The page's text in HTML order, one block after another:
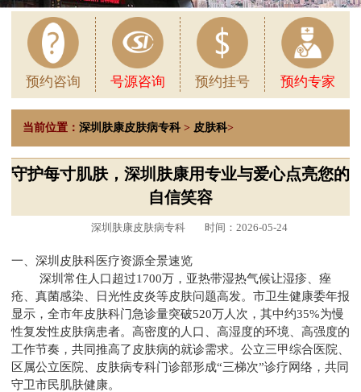
预约咨询 号源咨询 预约挂号 预约专家
当前位置： 深圳肤康皮肤病专科 > 皮肤科>
守护每寸肌肤，深圳肤康用专业与爱心点亮您的
自信笑容
深圳肤康皮肤病专科 时间：2026-05-24
一、深圳皮肤科医疗资源全景速览
深圳常住人口超过1700万，亚热带湿热气候让湿疹、痤
疮、真菌感染、日光性皮炎等皮肤问题高发。市卫生健康委年报
显示，全市年皮肤科门急诊量突破520万人次，其中约35%为慢
性复发性皮肤病患者。高密度的人口、高湿度的环境、高强度的
工作节奏，共同推高了皮肤病的就诊需求。公立三甲综合医院、
区属公立医院、皮肤病专科门诊部形成“三梯次”诊疗网络，共同
守卫市民肌肤健康。